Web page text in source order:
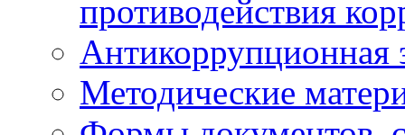
противодействия
Антикоррупционная
Методические